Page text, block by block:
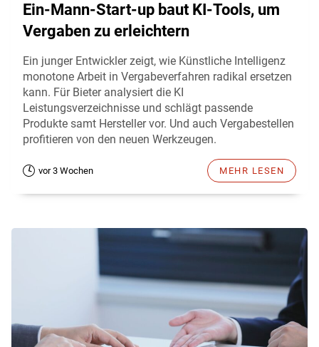
Ein-Mann-Start-up baut KI-Tools, um
Vergaben zu erleichtern
Ein junger Entwickler zeigt, wie Künstliche Intelligenz
monotone Arbeit in Vergabeverfahren radikal ersetzen
kann. Für Bieter analysiert die KI
Leistungsverzeichnisse und schlägt passende
Produkte samt Hersteller vor. Und auch Vergabestellen
profitieren von den neuen Werkzeugen.
vor 3 Wochen MEHR LESEN